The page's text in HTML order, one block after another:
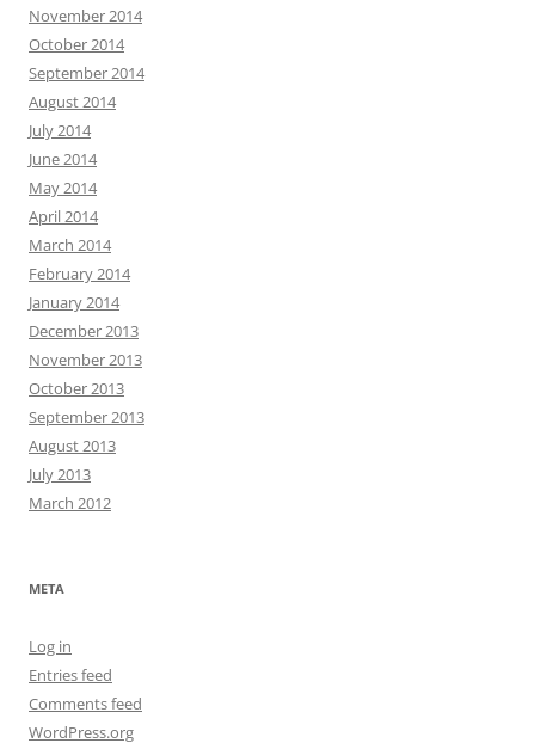
November 2014
October 2014
September 2014
August 2014
July 2014
June 2014
May 2014
April 2014
March 2014
February 2014
January 2014
December 2013
November 2013
October 2013
September 2013
August 2013
July 2013
March 2012
META
Log in
Entries feed
Comments feed
WordPress.org